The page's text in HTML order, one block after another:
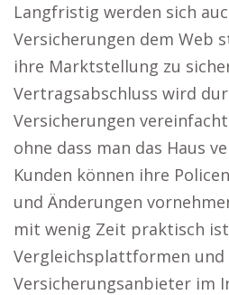
Langfristig werden sich
Versicherungen dem Web
ihre Marktstellung zu
Vertragsabschluss wird
Versicherungen
ohne dass man das Haus
Kunden können ihre
und Änderungen
mit wenig Zeit praktisch
Vergleichsplattformen und
Versicherungsanbieter im